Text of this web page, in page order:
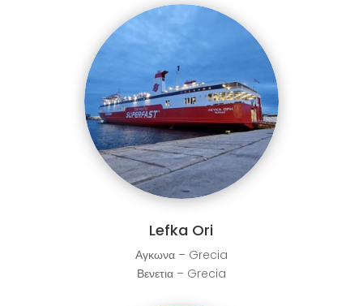
Lefka Ori
Αγκωνα – Grecia
Βενετια – Grecia